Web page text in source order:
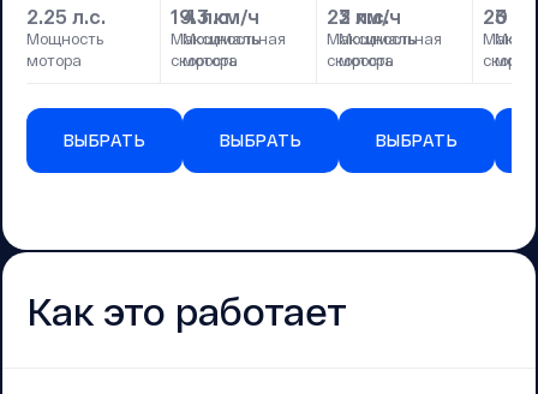
2.25 л.с.
Мощность
мотора
19.3 км/ч
Максимальная
скорость
ВЫБРАТЬ
4 л.с.
Мощность
мотора
22 км/ч
Максимальная
скорость
ВЫБРАТЬ
3 л.с.
Мощность
мотора
20
ВЫБРАТЬ
3
Как это работает